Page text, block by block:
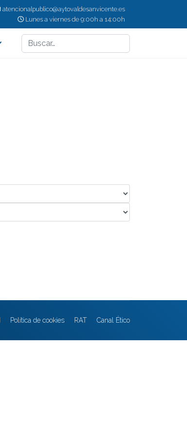
atencionalpublico@aytovaldesanvicente.es
Lunes a viernes de 9:00h a 14:00h
Buscar
Política de cookies RAT Canal Ético